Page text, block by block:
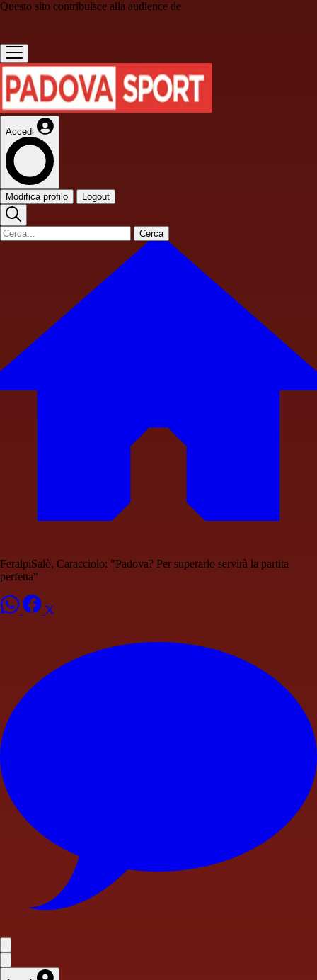
Questo sito contribuisce alla audience de
Accedi
Modifica profilo Logout
Cerca
FeralpiSalò, Caracciolo: "Padova? Per superarlo servirà la partita
perfetta"